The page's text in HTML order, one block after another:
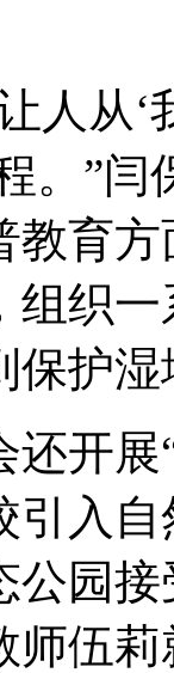
人从‘
。”
教育
组织
保护
开
引入
公园
伍